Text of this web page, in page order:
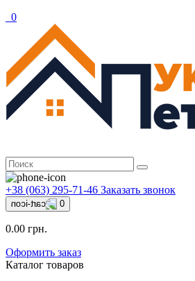
0
+38 (063) 295-71-46 Заказать звонок
0
0.00 грн.
Оформить заказ
Каталог товаров